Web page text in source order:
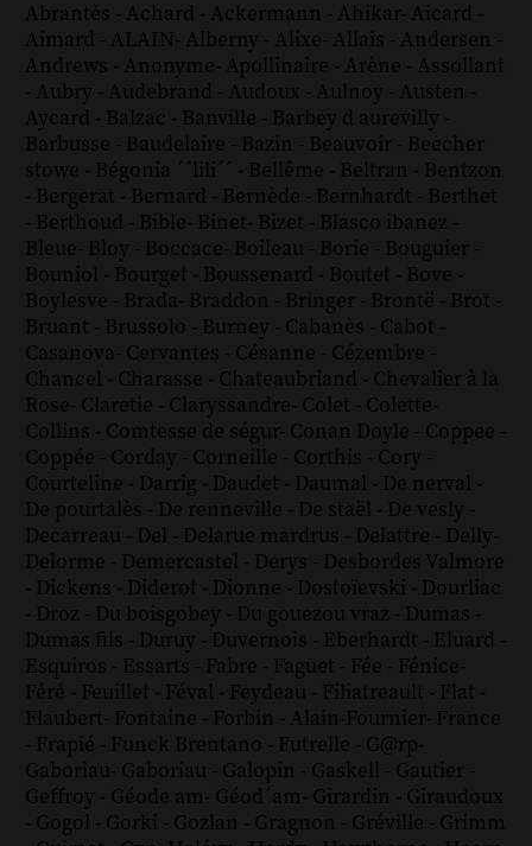
Abrantès - Achard - Ackermann - Ahikar- Aicard -
Aimard - ALAIN- Alberny - Alixe- Allais - Andersen -
Andrews - Anonyme- Apollinaire - Arène - Assollant
- Aubry - Audebrand - Audoux - Aulnoy - Austen -
Aycard - Balzac - Banville - Barbey d aurevilly -
Barbusse - Baudelaire - Bazin - Beauvoir - Beecher
stowe - Bégonia ´´lili´´ - Bellême - Beltran - Bentzon
- Bergerat - Bernard - Bernède - Bernhardt - Berthet
- Berthoud - Bible- Binet- Bizet - Blasco ibanez -
Bleue- Bloy - Boccace- Boileau - Borie - Bouguier -
Bouniol - Bourget - Boussenard - Boutet - Bove -
Boylesve - Brada- Braddon - Bringer - Brontë - Brot -
Bruant - Brussolo - Burney - Cabanès - Cabot -
Casanova- Cervantes - Césanne - Cézembre -
Chancel - Charasse - Chateaubriand - Chevalier à la
Rose- Claretie - Claryssandre- Colet - Colette-
Collins - Comtesse de ségur- Conan Doyle - Coppee -
Coppée - Corday - Corneille - Corthis - Cory -
Courteline - Darrig - Daudet - Daumal - De nerval -
De pourtalès - De renneville - De staël - De vesly -
Decarreau - Del - Delarue mardrus - Delattre - Delly-
Delorme - Demercastel - Derys - Desbordes Valmore
- Dickens - Diderot - Dionne - Dostoïevski - Dourliac
- Droz - Du boisgobey - Du gouezou vraz - Dumas -
Dumas fils - Duruy - Duvernois - Eberhardt - Eluard -
Esquiros - Essarts - Fabre - Faguet - Fée - Fénice-
Féré - Feuillet - Féval - Feydeau - Filiatreault - Flat -
Flaubert- Fontaine - Forbin - Alain-Fournier- France
- Frapié - Funck Brentano - Futrelle - G@rp-
Gaboriau- Gaboriau - Galopin - Gaskell - Gautier -
Geffroy - Géode am- Géod´am- Girardin - Giraudoux
- Gogol - Gorki - Gozlan - Gragnon - Gréville - Grimm